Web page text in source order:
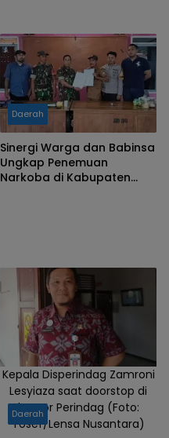
Daerah
Sinergi Warga dan Babinsa
Ungkap Penemuan
Narkoba di Kabupaten
Kepala Disperindag Zamroni
Lesyiaza saat doorstop di
kantor Perindag (Foto:
Yosef/Lensa Nusantara)
Daerah